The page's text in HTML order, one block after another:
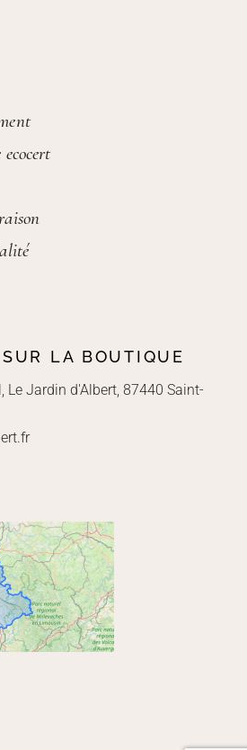
LA BOUTIQUE
Le Jardin d'Albert, 87440 Saint-